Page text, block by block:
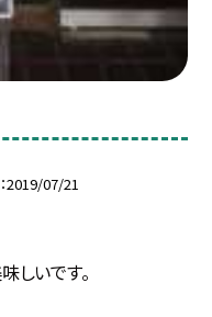
2019/07/21
しいです。